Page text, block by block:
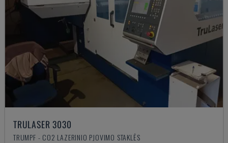
TRULASER 3030
TRUMPF - CO2 LAZERINIO PJOVIMO STAKLĖS